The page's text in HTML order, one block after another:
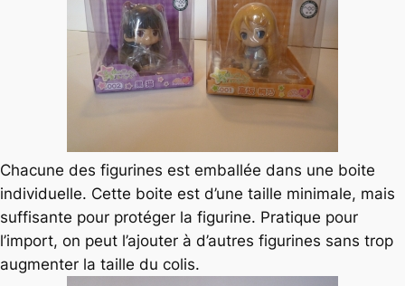
Chacune des figurines est emballée dans une boite
individuelle. Cette boite est d’une taille minimale, mais
suffisante pour protéger la figurine. Pratique pour
l’import, on peut l’ajouter à d’autres figurines sans trop
augmenter la taille du colis.